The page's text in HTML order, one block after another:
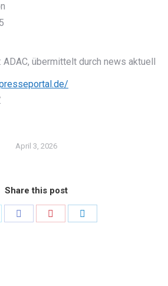
ADAC, übermittelt durch news aktuell
April 3, 2026
Share this post